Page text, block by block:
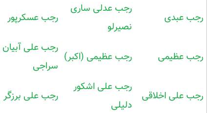
رجب عبدی
رجب عدلی ساری
نصیرلو
رجب عسکرپور
رجب عظیمی رجب عظیمی (اکبر)
رجب علی آبیان
سراجی
رجب علی اخلاقی
رجب علی اشکور
دلیلی
رجب علی برزگر